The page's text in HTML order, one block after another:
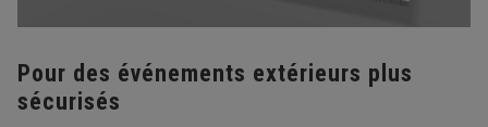
Pour des événements extérieurs plus
sécurisés